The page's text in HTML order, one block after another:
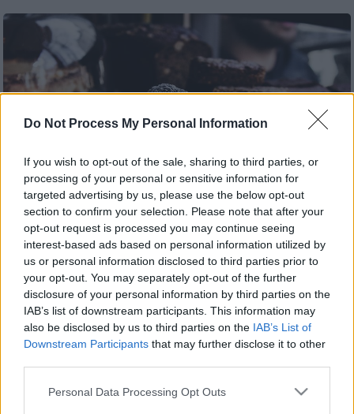
Do Not Process My Personal Information
If you wish to opt-out of the sale, sharing to third parties, or
processing of your personal or sensitive information for
targeted advertising by us, please use the below opt-out
section to confirm your selection. Please note that after your
opt-out request is processed you may continue seeing
interest-based ads based on personal information utilized by
us or personal information disclosed to third parties prior to
your opt-out. You may separately opt-out of the further
disclosure of your personal information by third parties on the
IAB’s list of downstream participants. This information may
also be disclosed by us to third parties on the IAB’s List of
Downstream Participants that may further disclose it to other
Please note that this website/app uses one or more Google
Personal Data Processing Opt Outs
Γλυκά / Unsplash
Προσθέστε το ΕΘΝΟΣ στη Google
Του Οσίου Θαλασσίουείναι σήμερα,Πέμπτη
22 Φεβρουαρίου.